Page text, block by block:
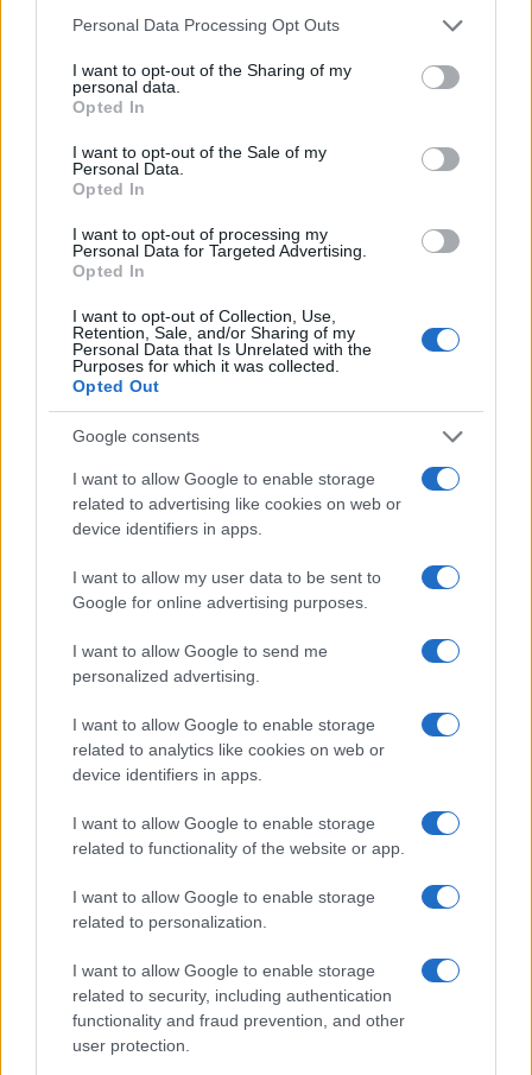
Personal Data Processing Opt Outs
I want to opt-out of the Sharing of my
personal data.
Opted In
I want to opt-out of the Sale of my
Personal Data.
Opted In
I want to opt-out of processing my
Personal Data for Targeted Advertising.
Opted In
I want to opt-out of Collection, Use,
Retention, Sale, and/or Sharing of my
Personal Data that Is Unrelated with the
Purposes for which it was collected.
Opted Out
Google consents
I want to allow Google to enable storage
related to advertising like cookies on web or
device identifiers in apps.
I want to allow my user data to be sent to
Google for online advertising purposes.
I want to allow Google to send me
personalized advertising.
I want to allow Google to enable storage
related to analytics like cookies on web or
device identifiers in apps.
I want to allow Google to enable storage
related to functionality of the website or app.
I want to allow Google to enable storage
related to personalization.
I want to allow Google to enable storage
related to security, including authentication
functionality and fraud prevention, and other
user protection.
misogino, maschilista, sessista”.
Porro, per nulla imbarazzato, ha spiegato di
trovarsi d’accordo con Cruciani. “A dire il vero
nelle tavole rotonde le donne le abbiamo – fa
dare una spiegazione di quante donne ci sono nei
nostri panel”. Una replica che non piace a
Cruciani: “Questa è una risposta da Quarta
Repubblica, non da Zuppa”. E Porro ribatte,
sorridendo: “Dai, che palle che sei…”.
#GIUSEPPE CRUCIANI
Leggi i commenti
SEDUTE SATIRICHE
Vignetta del 07/08/2026
Due Europe, due modelli:
perché lo scontro Meloni-
Sanchez va oltre Ceuta